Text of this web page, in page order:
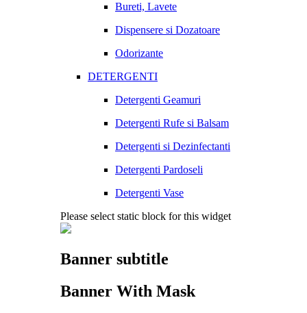
Bureti, Lavete
Dispensere si Dozatoare
Odorizante
DETERGENTI
Detergenti Geamuri
Detergenti Rufe si Balsam
Detergenti si Dezinfectanti
Detergenti Pardoseli
Detergenti Vase
Please select static block for this widget
Banner subtitle
Banner With Mask